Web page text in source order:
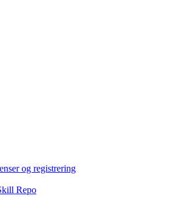
og registrering
Repo